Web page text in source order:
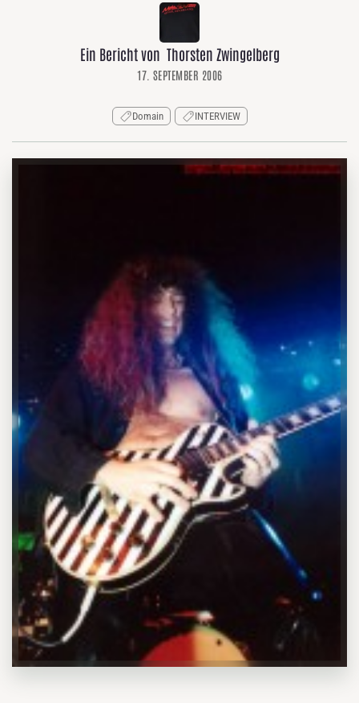
Ein Bericht von Thorsten Zwingelberg
17. SEPTEMBER 2006
Domain INTERVIEW